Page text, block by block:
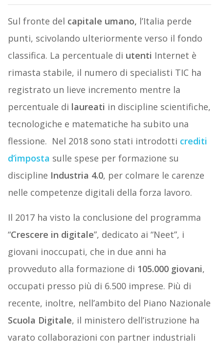
Sul fronte del capitale umano, l’Italia perde
punti, scivolando ulteriormente verso il fondo
classifica. La percentuale di utenti Internet è
rimasta stabile, il numero di specialisti TIC ha
registrato un lieve incremento mentre la
percentuale di laureati in discipline scientifiche,
tecnologiche e matematiche ha subito una
flessione. Nel 2018 sono stati introdotti crediti
d’imposta sulle spese per formazione su
discipline Industria 4.0, per colmare le carenze
nelle competenze digitali della forza lavoro.
Il 2017 ha visto la conclusione del programma
“Crescere in digitale”, dedicato ai “Neet”, i
giovani inoccupati, che in due anni ha
provveduto alla formazione di 105.000 giovani,
occupati presso più di 6.500 imprese. Più di
recente, inoltre, nell’ambito del Piano Nazionale
Scuola Digitale, il ministero dell’istruzione ha
varato collaborazioni con partner industriali